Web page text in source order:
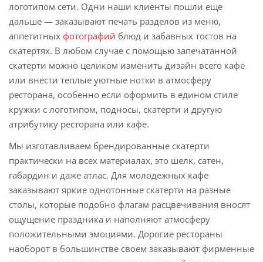
логотипом сети. Одни наши клиенты пошли еще
дальше — заказывают печать разделов из меню,
аппетитных фотографий блюд и забавных тостов на
скатертях. В любом случае с помощью запечатанной
скатерти можно целиком изменить дизайн всего кафе
или внести теплые уютные нотки в атмосферу
ресторана, особенно если оформить в едином стиле
кружки с логотипом, подносы, скатерти и другую
атрибутику ресторана или кафе.
Мы изготавливаем брендированные скатерти
практически на всех материалах, это шелк, сатен,
габардин и даже атлас. Для молодежных кафе
заказывают яркие однотонные скатерти на разные
столы, которые подобно флагам расцвечивания вносят
ощущение праздника и наполняют атмосферу
положительными эмоциями. Дорогие рестораны
наоборот в большинстве своем заказывают фирменные